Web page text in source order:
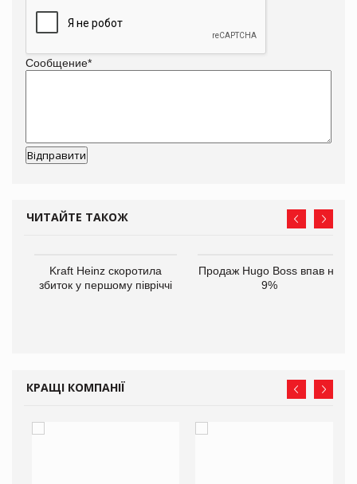
Сообщение*
ЧИТАЙТЕ ТАКОЖ
Kraft Heinz скоротила
збиток у першому півріччі
Продаж Hugo Boss впав на
9%
КРАЩІ КОМПАНІЇ